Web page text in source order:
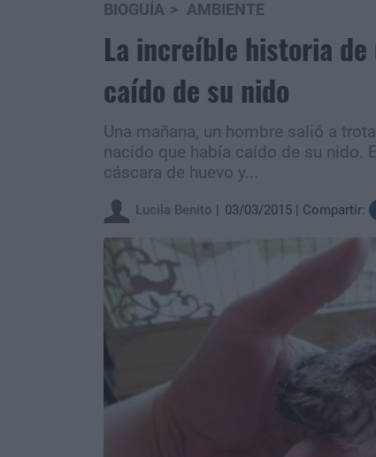
BIOGUÍA AMBIENTE
La increíble historia
caído de su nido
Una mañana, un hombre salió a
nacido que había caído de su nido.
cáscara de huevo y...
Lucila Benito 03/03/2015 Compartir: